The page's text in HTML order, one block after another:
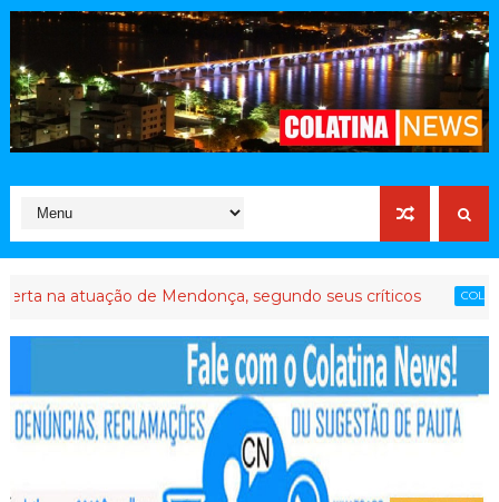
de Mendonça, segundo seus críticos COLATINA Até